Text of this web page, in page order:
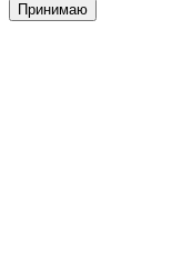
Принимаю